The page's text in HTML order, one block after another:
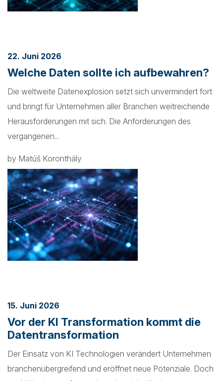
22. Juni 2026
Welche Daten sollte ich aufbewahren?
Die weltweite Datenexplosion setzt sich unvermindert fort
und bringt für Unternehmen aller Branchen weitreichende
Herausforderungen mit sich. Die Anforderungen des
vergangenen...
by Matúš Koronthály
15. Juni 2026
Vor der KI Transformation kommt die
Datentransformation
Der Einsatz von KI Technologien verändert Unternehmen
branchenübergreifend und eröffnet neue Potenziale. Doch